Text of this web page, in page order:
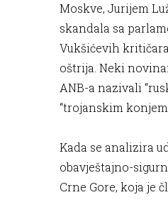
Moskve, Jurijem
skandala sa
Vukšićevih
oštrija. Neki
ANB-a nazivali
“trojanskim konjem
Kada se analizira
obavještajno-
Crne Gore, koja je